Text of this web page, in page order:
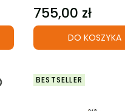
Cena
755,00 zł
DO KOSZYKA
BESTSELLER